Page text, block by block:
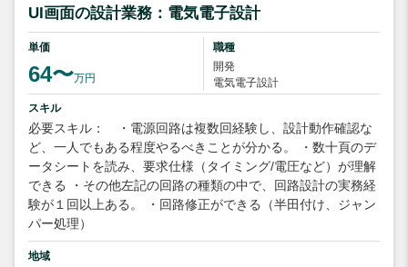
UI画面の設計業務：電気電子設計
単価
64〜万円
職種
開発
電気電子設計
スキル
必要スキル： ・電源回路は複数回経験し、設計動作確認な
ど、一人でもある程度やるべきことが分かる。 ・数十頁のデ
ータシートを読み、要求仕様（タイミング/電圧など）が理解
できる ・その他左記の回路の種類の中で、回路設計の実務経
験が１回以上ある。 ・回路修正ができる（半田付け、ジャン
パー処理）
地域